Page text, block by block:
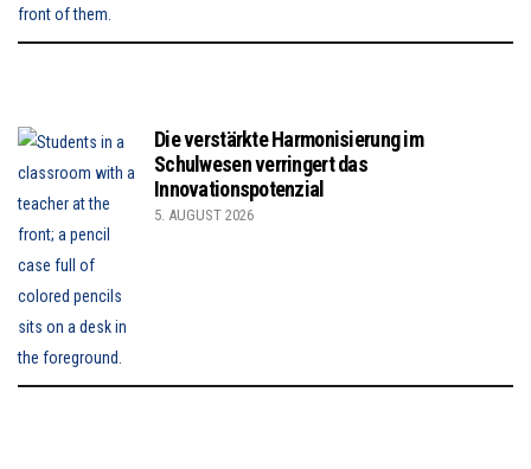
Die verstärkte Harmonisierung im
Schulwesen verringert das
Innovationspotenzial
5. AUGUST 2026